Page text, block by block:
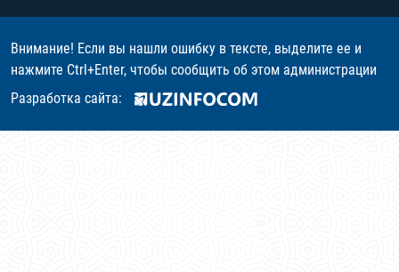
Внимание! Если вы нашли ошибку в тексте, выделите ее и
нажмите Ctrl+Enter, чтобы сообщить об этом администрации
Разработка сайта: